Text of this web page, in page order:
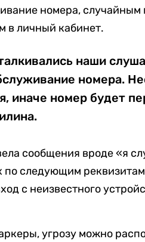
номера, случайным
в личный кабинет.
наши
номера.
иначе номер будет
сообщения вроде «я
по следующим
с неизвестного
угрозу можно